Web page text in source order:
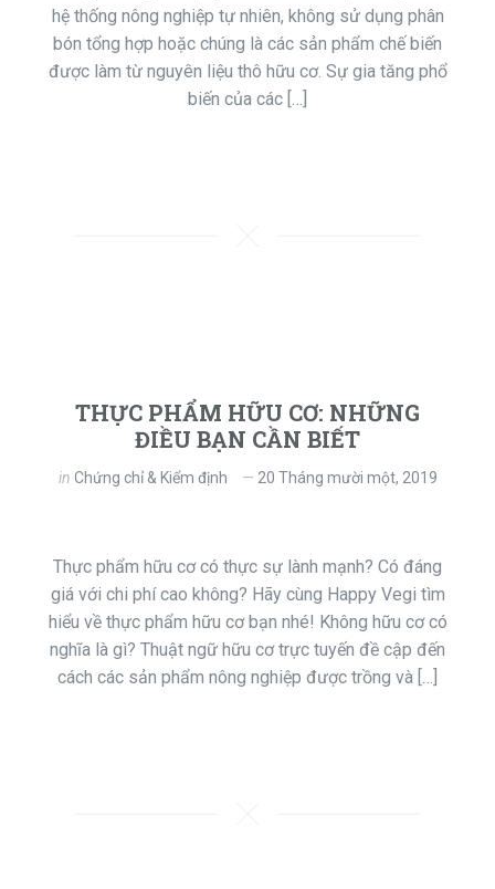
hệ thống nông nghiệp tự nhiên, không sử dụng phân
bón tổng hợp hoặc chúng là các sản phẩm chế biến
được làm từ nguyên liệu thô hữu cơ. Sự gia tăng phổ
biến của các […]
THỰC PHẨM HỮU CƠ: NHỮNG
ĐIỀU BẠN CẦN BIẾT
in Chứng chỉ & Kiểm định 20 Tháng mười một, 2019
Thực phẩm hữu cơ có thực sự lành mạnh? Có đáng
giá với chi phí cao không? Hãy cùng Happy Vegi tìm
hiểu về thực phẩm hữu cơ bạn nhé! Không hữu cơ có
nghĩa là gì? Thuật ngữ hữu cơ trực tuyến đề cập đến
cách các sản phẩm nông nghiệp được trồng và […]